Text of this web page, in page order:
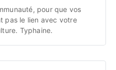
pour que vos
pas le lien avec votre
Typhaine.